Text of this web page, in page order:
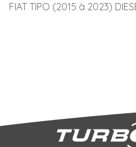
FIAT TIPO (2015 à 2023)